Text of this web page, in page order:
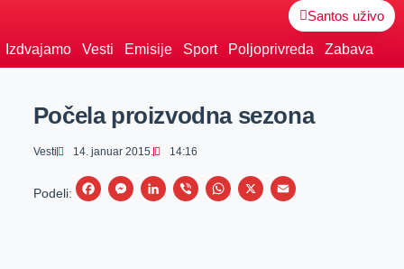
Santos uživo
Izdvajamo Vesti Emisije Sport Poljoprivreda Zabava
Počela proizvodna sezona
Vesti 14. januar 2015. 14:16
Podeli:
F
M
L
V
W
X
E